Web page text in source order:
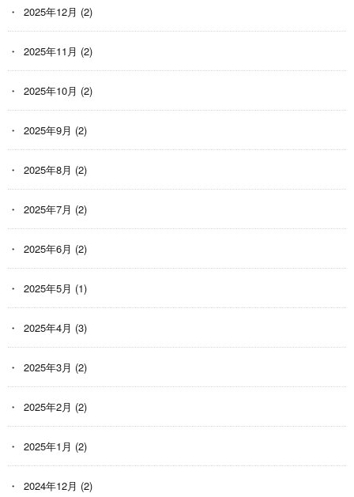
2025年12月 (2)
2025年11月 (2)
2025年10月 (2)
2025年9月 (2)
2025年8月 (2)
2025年7月 (2)
2025年6月 (2)
2025年5月 (1)
2025年4月 (3)
2025年3月 (2)
2025年2月 (2)
2025年1月 (2)
2024年12月 (2)